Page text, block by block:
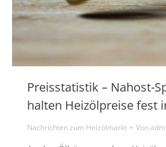
Preisstatistik – Nahost-
halten Heizölpreise fest
Nachrichten zum Heizölmarkt Von